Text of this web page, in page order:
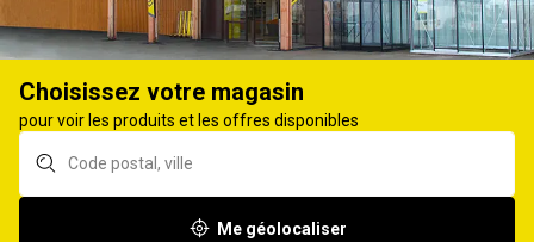
79produits Affiner
Ø1,70 250m
Choisissez votre magasin
pour voir les produits et les offres disponibles
Me géolocaliser